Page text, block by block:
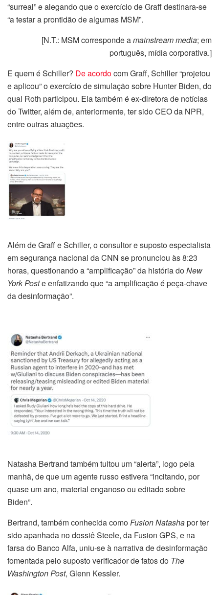
“surreal” e alegando que o exercício de Graff destinara-se
“a testar a prontidão de algumas MSM”.
[N.T.: MSM corresponde amainstream media; em
português, mídia corporativa.]
E quem é Schiller? De acordocom Graff, Schiller “projetou
e aplicou” o exercício de simulação sobre Hunter Biden, do
qual Roth participou. Ela também é ex-diretora de notícias
do Twitter, além de, anteriormente, ter sido CEO da NPR,
entre outras atuações.
Além de Graff e Schiller, o consultor e suposto especialista
em segurança nacional da CNN se pronunciou às 8:23
horas, questionando a “amplificação” da história doNew
York Poste enfatizando que “a amplificação é peça-chave
da desinformação”.
Natasha Bertrand também tuitou um “alerta”, logo pela
manhã, de que um agente russo estivera “incitando, por
quase um ano, material enganoso ou editado sobre
Biden”.
Bertrand, também conhecida comoFusion Natashapor ter
sido apanhada no dossiê Steele, da Fusion GPS, e na
farsa do Banco Alfa, uniu-se à narrativa de desinformação
fomentada pelo suposto verificador de fatos do The
Washington Post, Glenn Kessler.